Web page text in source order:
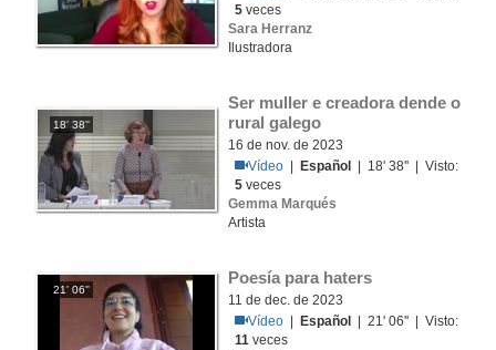
5 veces
Sara Herranz
Ilustradora
18' 38''
Ser muller e creadora dende o
rural galego
16 de nov. de 2023
Vídeo
Español
| 18' 38'' | Visto:
5 veces
Gemma Marqués
Artista
21' 06''
Poesía para haters
11 de dec. de 2023
Vídeo
Español
| 21' 06'' | Visto:
11 veces